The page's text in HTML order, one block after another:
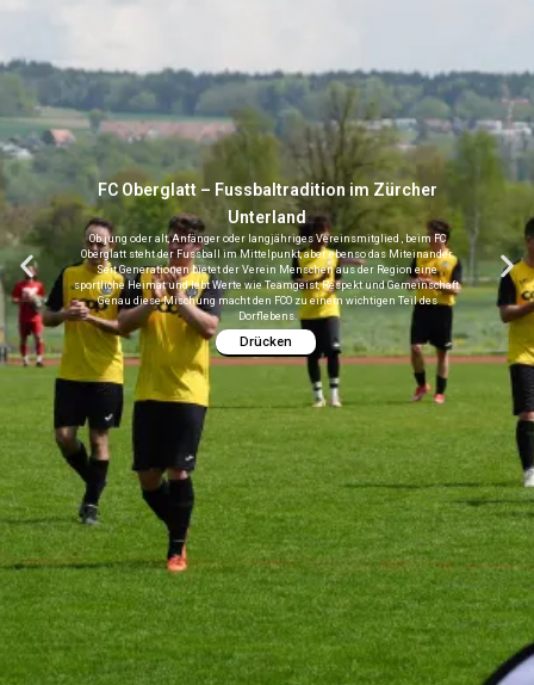
FC Oberglatt – Fussbaltradition im Zürcher
Unterland
Ob jung oder alt, Anfänger oder langjähriges Vereinsmitglied , beim FC
Oberglatt steht der Fussball im Mittelpunkt, aber ebenso das Miteinander.
Seit Generationen bietet der Verein Menschen aus der Region eine
sportliche Heimat und lebt Werte wie Teamgeist, Respekt und Gemeinschaft.
Genau diese Mischung macht den FCO zu einem wichtigen Teil des
Dorflebens.
Drücken